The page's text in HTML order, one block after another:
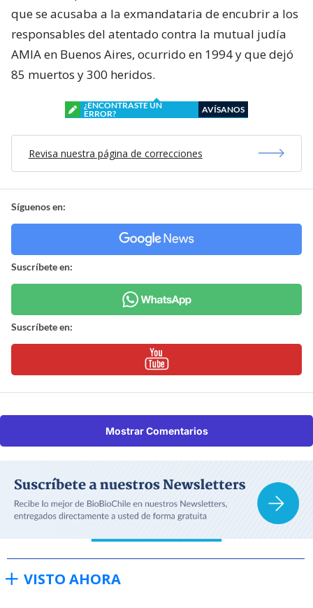
que se acusaba a la exmandataria de encubrir a los
responsables del atentado contra la mutual judía
AMIA en Buenos Aires, ocurrido en 1994 y que dejó
85 muertos y 300 heridos.
¿ENCONTRASTE UN
ERROR?
AVÍSANOS
Revisa nuestra página de correcciones
Síguenos en:
Suscríbete en:
Suscríbete en:
Mostrar Comentarios
VISTO AHORA